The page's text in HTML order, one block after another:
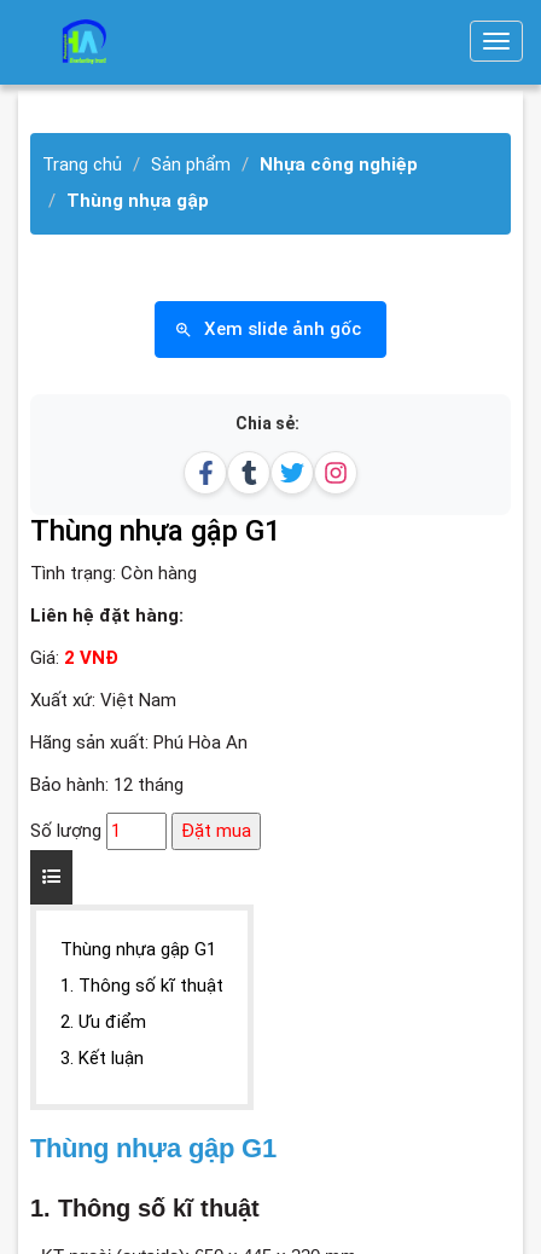
T
g
Trang chủ Sản phẩm
Nhựa công nghiệp
Thùng nhựa gập
Xem slide ảnh gốc
Chia sẻ:
Thùng nhựa gập G1
Tình trạng: Còn hàng
Liên hệ đặt hàng:
Giá: 2 VNĐ
Xuất xứ: Việt Nam
Hãng sản xuất: Phú Hòa An
Bảo hành: 12 tháng
Số lượng Đặt mua
Thùng nhựa gập G1
1. Thông số kĩ thuật
2. Ưu điểm
3. Kết luận
Thùng nhựa gập G1
1. Thông số kĩ thuật